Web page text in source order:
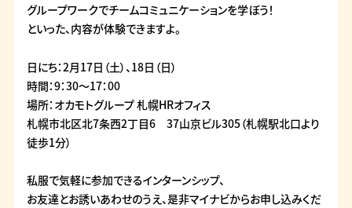
グループワークでチームコミュニケーションを学ぼう！
といった、内容が体験できますよ。
日にち：2月17日（土）、18日（日）
時間：9：30〜17：00
場所：オカモトグループ 札幌HRオフィス
札幌市北区北7条西2丁目6 37山京ビル305（札幌駅北口より
徒歩1分）
私服で気軽に参加できるインターンシップ、
お友達とお誘いあわせのうえ、是非マイナビからお申し込みくだ